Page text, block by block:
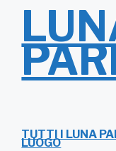
TUTTI I LUNA
LUOGO